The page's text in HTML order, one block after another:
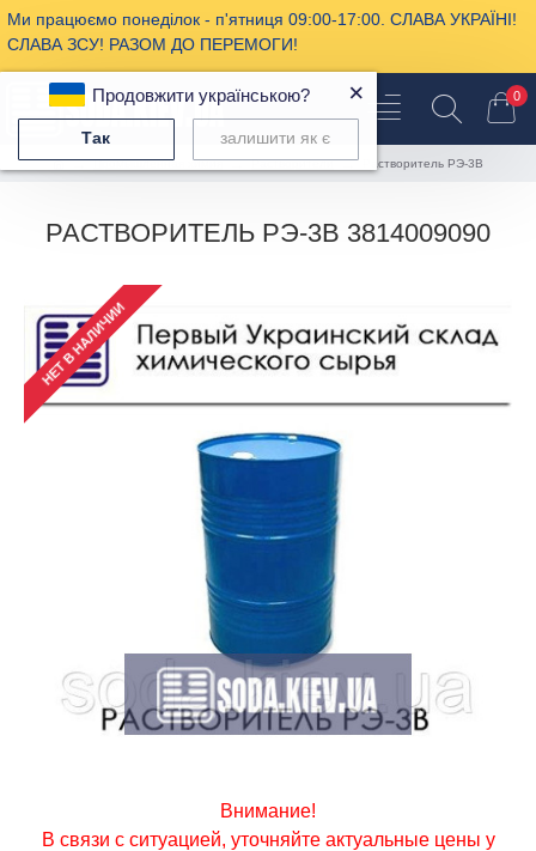
Ми працюємо понеділок - п'ятниця 09:00-17:00. СЛАВА УКРАЇНІ!
СЛАВА ЗСУ! РАЗОМ ДО ПЕРЕМОГИ!
0
Промышленная химия Растворители Растворитель РЭ-3В
РАСТВОРИТЕЛЬ РЭ-3В 3814009090
НЕТ В НАЛИЧИИ
Внимание!
В связи с ситуацией, уточняйте актуальные цены у
Продовжити українською? ×
Так залишити як є